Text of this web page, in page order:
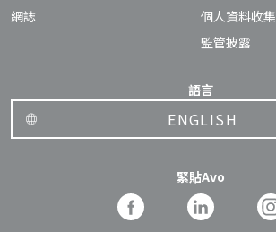
網誌
個人資料收
監管披露
語言
ENGLISH
緊貼Avo